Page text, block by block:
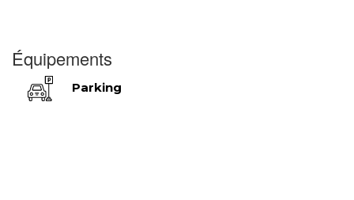
Équipements
Parking